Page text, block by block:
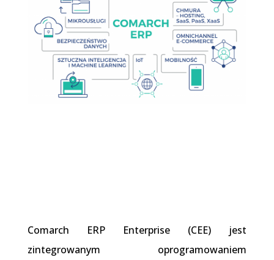
Comarch ERP Enterprise (CEE) jest
zintegrowanym oprogramowaniem